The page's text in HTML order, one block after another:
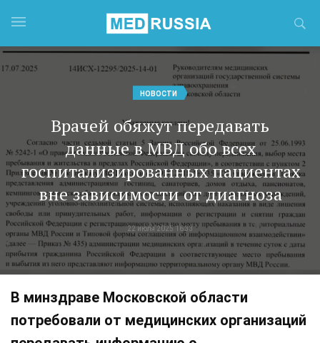
НОВОСТИ
Врачей обяжут передавать
данные в МВД обо всех
госпитализированных пациентах
вне зависимости от диагноза
22 июля 2025 16:33
В минздраве Московской области
потребовали от медицинских организаций